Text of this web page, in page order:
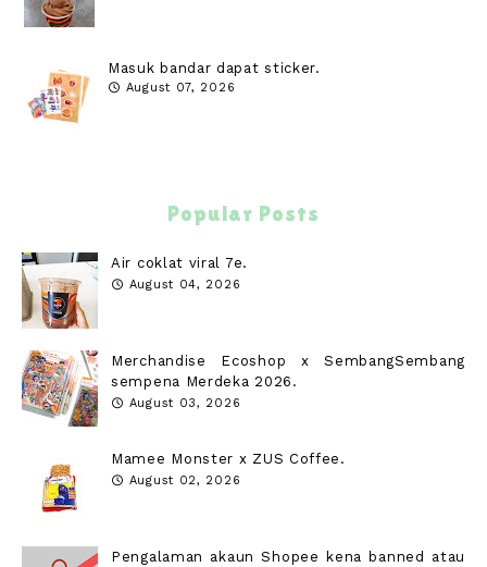
Masuk bandar dapat sticker.
August 07, 2026
Popular Posts
Air coklat viral 7e.
August 04, 2026
Merchandise Ecoshop x SembangSembang
sempena Merdeka 2026.
August 03, 2026
Mamee Monster x ZUS Coffee.
August 02, 2026
Pengalaman akaun Shopee kena banned atau